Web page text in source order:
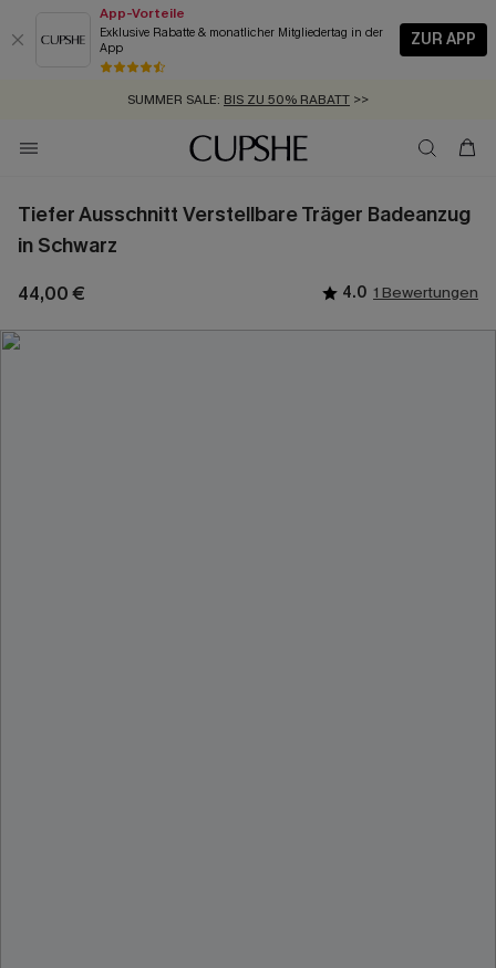
App-Vorteile
Exklusive Rabatte & monatlicher Mitgliedertag in der
App
ZUR APP
GRATIS MASSBAND MIT JEDEM SCHNELLVERSAND-ARTIKEL >>
SUMMER SALE: BIS ZU 50% RABATT >>
ZUM NEWSLETTER:BIS ZU -20% EXTRA ERHALTEN
KOSTENLOSER VERSAND AB 89 €
Tiefer Ausschnitt Verstellbare Träger Badeanzug
in Schwarz
44,00 € 4.0 1 Bewertungen